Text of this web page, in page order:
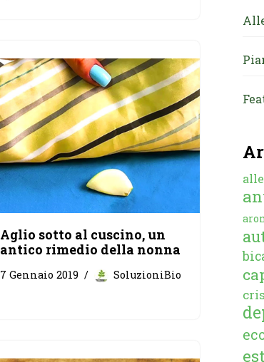
Aglio sotto al cuscino, un
antico rimedio della nonna
7 Gennaio 2019 SoluzioniBio